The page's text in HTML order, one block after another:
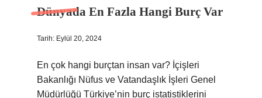
Dünyada En Fazla Hangi Burç Var
Tarih: Eylül 20, 2024
En çok hangi burçtan insan var? İçişleri
Bakanlığı Nüfus ve Vatandaşlık İşleri Genel
Müdürlüğü Türkiye’nin burç istatistiklerini